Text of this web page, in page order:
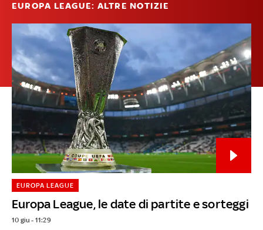
EUROPA LEAGUE: ALTRE NOTIZIE
Europa League, le date di partite e sorteggi
EUROPA LEAGUE
10 giu - 11:29